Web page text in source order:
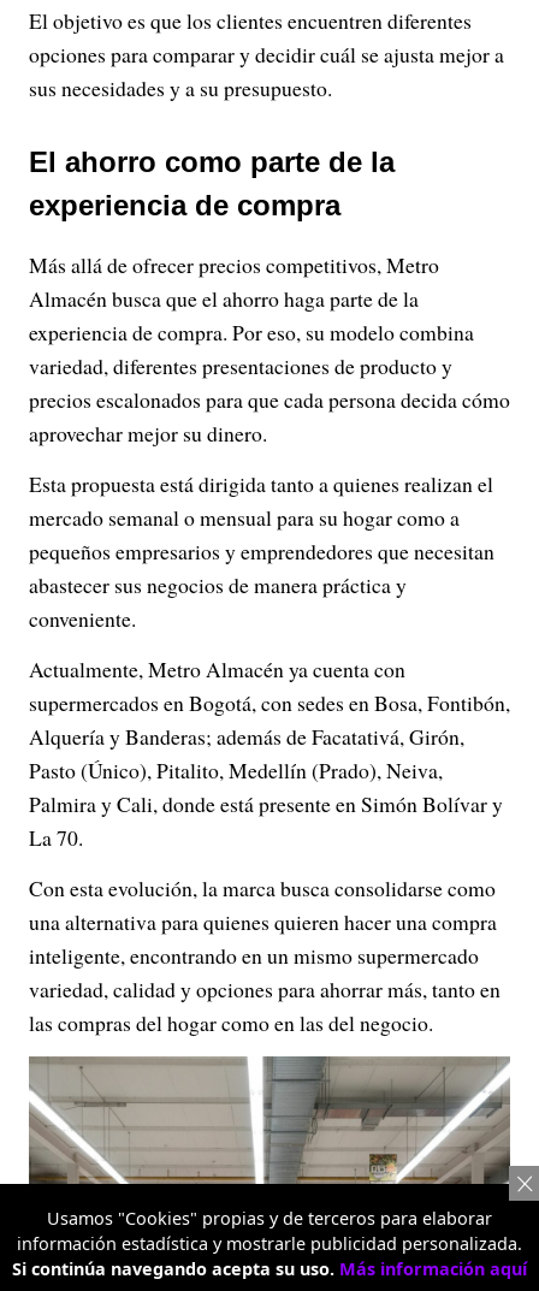
El objetivo es que los clientes encuentren diferentes
opciones para comparar y decidir cuál se ajusta mejor a
sus necesidades y a su presupuesto.
El ahorro como parte de la
experiencia de compra
Más allá de ofrecer precios competitivos, Metro
Almacén busca que el ahorro haga parte de la
experiencia de compra. Por eso, su modelo combina
variedad, diferentes presentaciones de producto y
precios escalonados para que cada persona decida cómo
aprovechar mejor su dinero.
Esta propuesta está dirigida tanto a quienes realizan el
mercado semanal o mensual para su hogar como a
pequeños empresarios y emprendedores que necesitan
abastecer sus negocios de manera práctica y
conveniente.
Actualmente, Metro Almacén ya cuenta con
supermercados en Bogotá, con sedes en Bosa, Fontibón,
Alquería y Banderas; además de Facatativá, Girón,
Pasto (Único), Pitalito, Medellín (Prado), Neiva,
Palmira y Cali, donde está presente en Simón Bolívar y
La 70.
Con esta evolución, la marca busca consolidarse como
una alternativa para quienes quieren hacer una compra
inteligente, encontrando en un mismo supermercado
variedad, calidad y opciones para ahorrar más, tanto en
las compras del hogar como en las del negocio.
Usamos "Cookies" propias y de terceros para elaborar
información estadística y mostrarle publicidad personalizada.
Si continúa navegando acepta su uso. Más información aquí